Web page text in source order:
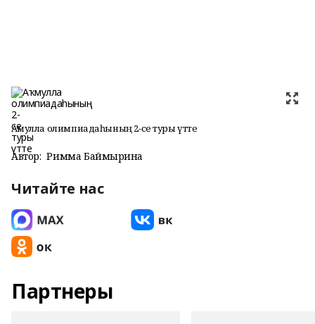
Аҡмулла олимпиадаһының 2-се туры үтте
Автор: Римма Баймырҙина
Читайте нас
Партнеры